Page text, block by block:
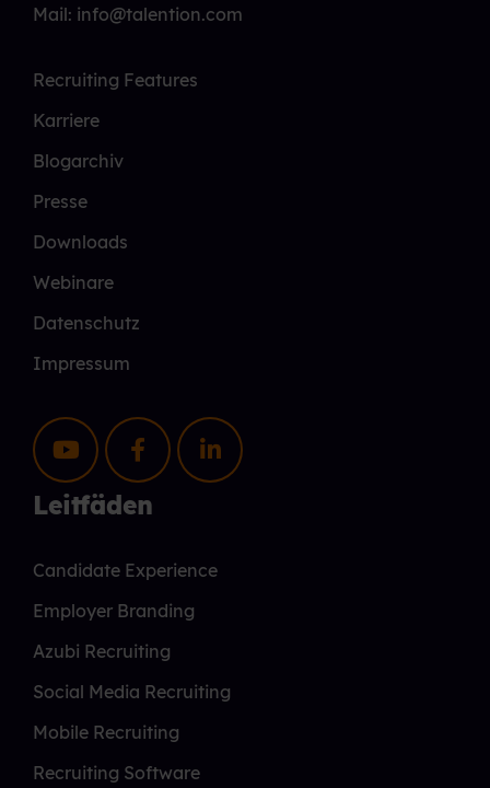
Mail: info@talention.com
Recruiting Features
Karriere
Blogarchiv
Presse
Downloads
Webinare
Datenschutz
Impressum
Leitfäden
Candidate Experience
Employer Branding
Azubi Recruiting
Social Media Recruiting
Mobile Recruiting
Recruiting Software